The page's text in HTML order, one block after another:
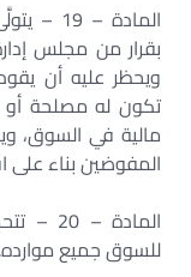
المادة
بقرار من مجلس
ويحظر عليه أن
تكون له مصلحة
مالية في السوق،
المفوضين بناء على
للسوق جميع موارده.